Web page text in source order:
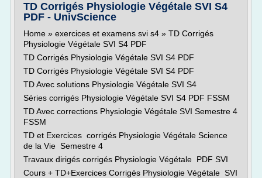
TD Corrigés Physiologie Végétale SVI S4
PDF - UnivScience
Home » exercices et examens svi s4 » TD Corrigés
Physiologie Végétale SVI S4 PDF
TD Corrigés Physiologie Végétale SVI S4 PDF
TD Corrigés Physiologie Végétale SVI S4 PDF
TD Avec solutions Physiologie Végétale SVI S4
Séries corrigés Physiologie Végétale SVI S4 PDF FSSM
TD Avec corrections Physiologie Végétale SVI Semestre 4
FSSM
TD et Exercices corrigés Physiologie Végétale Science
de la Vie Semestre 4
Travaux dirigés corrigés Physiologie Végétale PDF SVI
Cours + TD+Exercices Corrigés Physiologie Végétale SVI